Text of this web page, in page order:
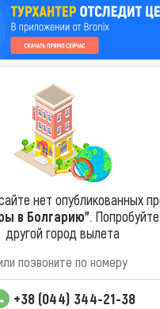
нет опубликованных
в Болгарию".
другой город вылета
позвоните по номеру
+38 (044) 344-21-38